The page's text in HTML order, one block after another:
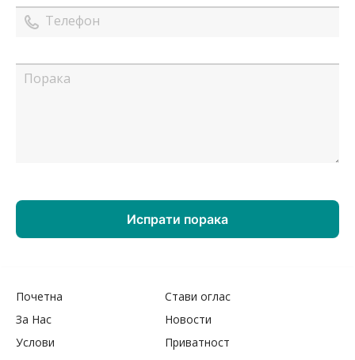
Почетна
Стави оглас
За Нас
Новости
Услови
Приватност